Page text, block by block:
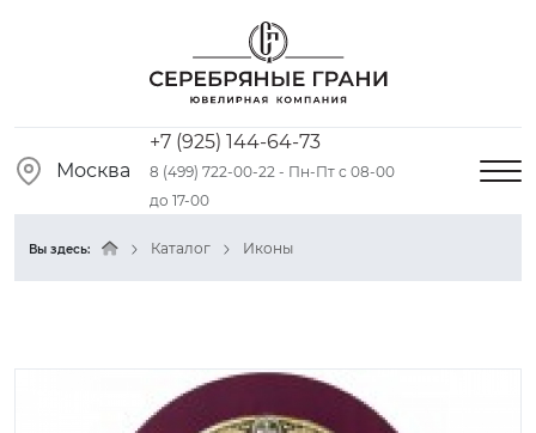
Москва
+7 (925) 144-64-73
8 (499) 722-00-22 - Пн-Пт с 08-00
до 17-00
Вы здесь: Каталог Иконы